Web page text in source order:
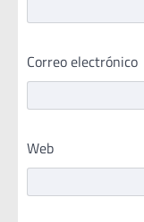
Correo electrónico
Web